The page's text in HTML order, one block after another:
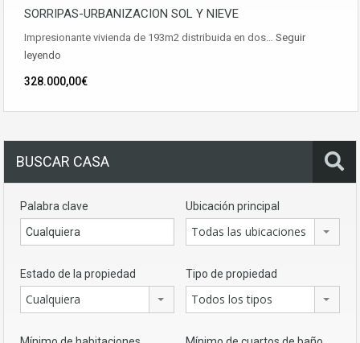
SORRIPAS-URBANIZACION SOL Y NIEVE
Impresionante vivienda de 193m2 distribuida en dos… Seguir
leyendo
328.000,00€
BUSCAR CASA
Palabra clave Ubicación principal
Todas las ubicaciones
Estado de la propiedad
Cualquiera
Tipo de propiedad
Todos los tipos